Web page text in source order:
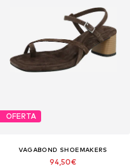
OFERTA
VAGABOND SHOEMAKERS
94,50€